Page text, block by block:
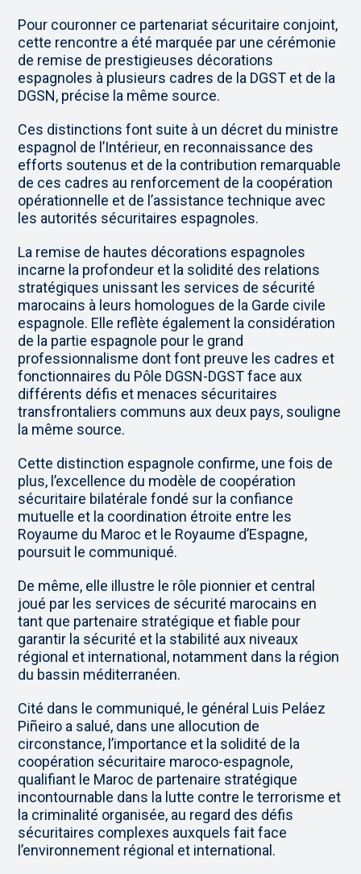
Pour couronner ce partenariat sécuritaire conjoint,
cette rencontre a été marquée par une cérémonie
de remise de prestigieuses décorations
espagnoles à plusieurs cadres de la DGST et de la
DGSN, précise la même source.
Ces distinctions font suite à un décret du ministre
espagnol de l’Intérieur, en reconnaissance des
efforts soutenus et de la contribution remarquable
de ces cadres au renforcement de la coopération
opérationnelle et de l’assistance technique avec
les autorités sécuritaires espagnoles.
La remise de hautes décorations espagnoles
incarne la profondeur et la solidité des relations
stratégiques unissant les services de sécurité
marocains à leurs homologues de la Garde civile
espagnole. Elle reflète également la considération
de la partie espagnole pour le grand
professionnalisme dont font preuve les cadres et
fonctionnaires du Pôle DGSN-DGST face aux
différents défis et menaces sécuritaires
transfrontaliers communs aux deux pays, souligne
la même source.
Cette distinction espagnole confirme, une fois de
plus, l’excellence du modèle de coopération
sécuritaire bilatérale fondé sur la confiance
mutuelle et la coordination étroite entre les
Royaume du Maroc et le Royaume d’Espagne,
poursuit le communiqué.
De même, elle illustre le rôle pionnier et central
joué par les services de sécurité marocains en
tant que partenaire stratégique et fiable pour
garantir la sécurité et la stabilité aux niveaux
régional et international, notamment dans la région
du bassin méditerranéen.
Cité dans le communiqué, le général Luis Peláez
Piñeiro a salué, dans une allocution de
circonstance, l’importance et la solidité de la
coopération sécuritaire maroco-espagnole,
qualifiant le Maroc de partenaire stratégique
incontournable dans la lutte contre le terrorisme et
la criminalité organisée, au regard des défis
sécuritaires complexes auxquels fait face
l’environnement régional et international.